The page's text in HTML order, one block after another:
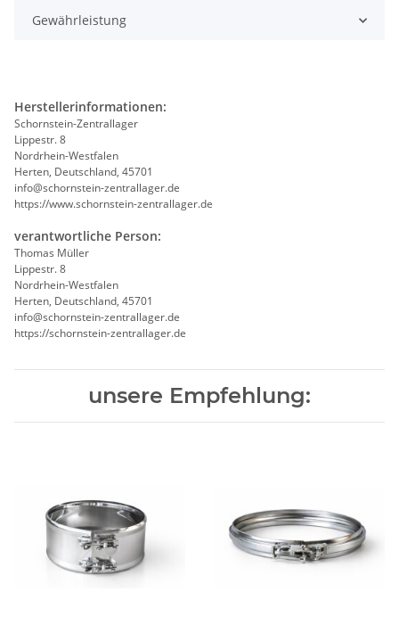
Gewährleistung
Herstellerinformationen:
Schornstein-Zentrallager
Lippestr. 8
Nordrhein-Westfalen
Herten, Deutschland, 45701
info@schornstein-zentrallager.de
https://www.schornstein-zentrallager.de
verantwortliche Person:
Thomas Müller
Lippestr. 8
Nordrhein-Westfalen
Herten, Deutschland, 45701
info@schornstein-zentrallager.de
https://schornstein-zentrallager.de
unsere Empfehlung: